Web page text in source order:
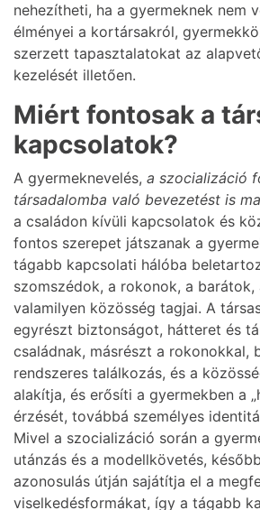
nehezítheti, ha a gyermeknek nem
élményei a kortársakról,
szerzett tapasztalatokat az
kezelését illetően.
Miért fontosak a
kapcsolatok?
A gyermeknevelés, a szocializáció
társadalomba való bevezetést is
a családon kívüli kapcsolatok és
fontos szerepet játszanak a
tágabb kapcsolati hálóba
szomszédok, a rokonok, a
valamilyen közösség tagjai. A
egyrészt biztonságot, hátteret és
családnak, másrészt a rokonokkal,
rendszeres találkozás, és a
alakítja, és erősíti a gyermekben a
érzését, továbbá személyes
Mivel a szocializáció során a
utánzás és a modellkövetés,
azonosulás útján sajátítja el a
viselkedésformákat, így a tágabb